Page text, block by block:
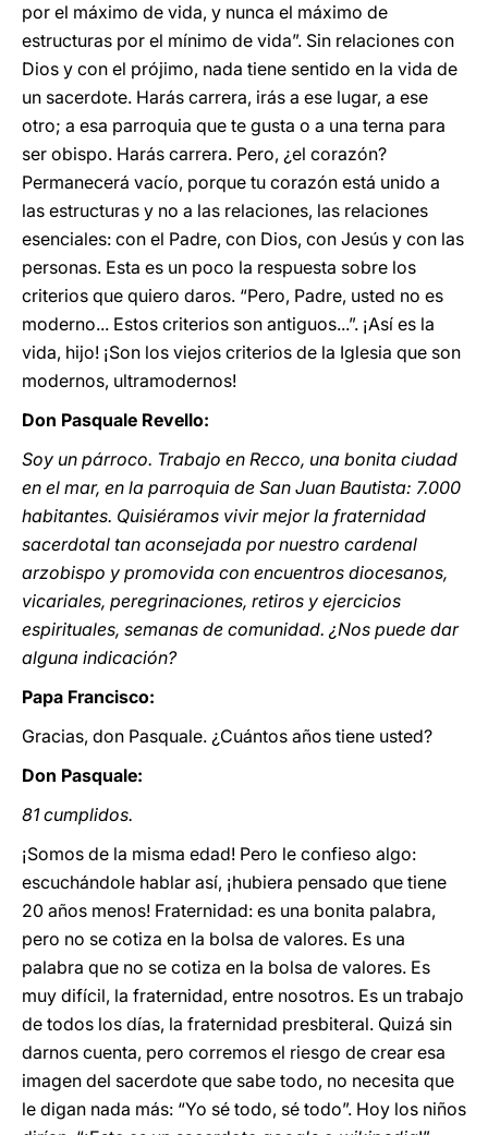
por el máximo de vida, y nunca el máximo de
estructuras por el mínimo de vida”. Sin relaciones con
Dios y con el prójimo, nada tiene sentido en la vida de
un sacerdote. Harás carrera, irás a ese lugar, a ese
otro; a esa parroquia que te gusta o a una terna para
ser obispo. Harás carrera. Pero, ¿el corazón?
Permanecerá vacío, porque tu corazón está unido a
las estructuras y no a las relaciones, las relaciones
esenciales: con el Padre, con Dios, con Jesús y con las
personas. Esta es un poco la respuesta sobre los
criterios que quiero daros. “Pero, Padre, usted no es
moderno... Estos criterios son antiguos...”. ¡Así es la
vida, hijo! ¡Son los viejos criterios de la Iglesia que son
modernos, ultramodernos!
Don Pasquale Revello:
Soy un párroco. Trabajo en Recco, una bonita ciudad
en el mar, en la parroquia de San Juan Bautista: 7.000
habitantes. Quisiéramos vivir mejor la fraternidad
sacerdotal tan aconsejada por nuestro cardenal
arzobispo y promovida con encuentros diocesanos,
vicariales, peregrinaciones, retiros y ejercicios
espirituales, semanas de comunidad. ¿Nos puede dar
alguna indicación?
Papa Francisco:
Gracias, don Pasquale. ¿Cuántos años tiene usted?
Don Pasquale:
81 cumplidos.
¡Somos de la misma edad! Pero le confieso algo:
escuchándole hablar así, ¡hubiera pensado que tiene
20 años menos! Fraternidad: es una bonita palabra,
pero no se cotiza en la bolsa de valores. Es una
palabra que no se cotiza en la bolsa de valores. Es
muy difícil, la fraternidad, entre nosotros. Es un trabajo
de todos los días, la fraternidad presbiteral. Quizá sin
darnos cuenta, pero corremos el riesgo de crear esa
imagen del sacerdote que sabe todo, no necesita que
le digan nada más: “Yo sé todo, sé todo”. Hoy los niños